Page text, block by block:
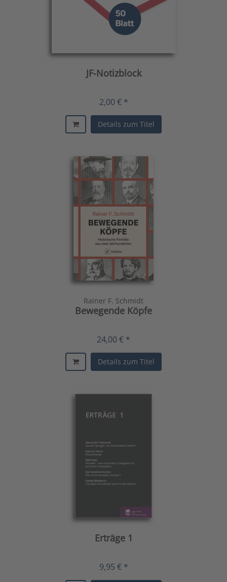
JF-Notizblock
2,00 € *
Details zum Titel
Rainer F. Schmidt
Bewegende Köpfe
24,00 € *
Details zum Titel
Erträge 1
9,95 € *